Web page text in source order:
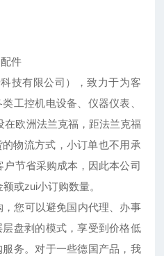
件
技有限公司），致力于为客
工控机电设备、仪器仪表、
在欧洲法兰克福，距法兰克福
物流方式，小订单也不用承
节省采购成本，因此本公司
或zui小订购数量。
您可以避免国内代理、办事
盘剥的模式，享受到价格低
务。对于一些德国产品，我